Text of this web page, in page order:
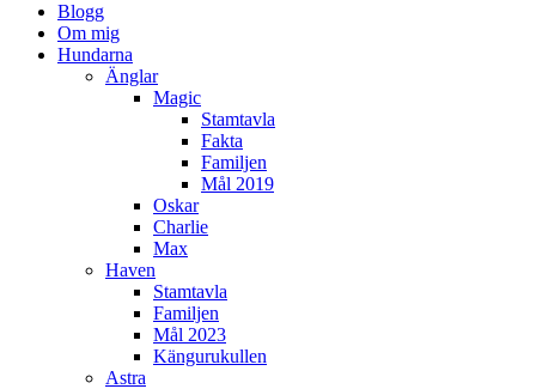
Freestylehundar.se
Blogg
Om mig
Hundarna
Änglar
Magic
Stamtavla
Fakta
Familjen
Mål 2019
Oskar
Charlie
Max
Haven
Stamtavla
Familjen
Mål 2023
Kängurukullen
Astra